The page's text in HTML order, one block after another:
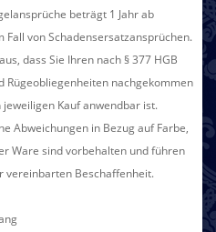
beträgt 1 Jahr ab
von Schadensersatzansprüchen.
dass Sie Ihren nach § 377 HGB
Rügeobliegenheiten nachgekommen
Kauf anwendbar ist.
Abweichungen in Bezug auf Farbe,
Ware sind vorbehalten und führen
vereinbarten Beschaffenheit.